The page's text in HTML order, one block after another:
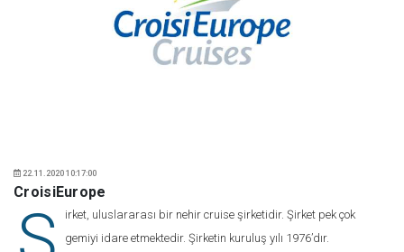
22.11.2020 10:17:00
CroisiEurope
irket, uluslararası bir nehir cruise şirketidir. Şirket pek çok
gemiyi idare etmektedir. Şirketin kuruluş yılı 1976’dır.